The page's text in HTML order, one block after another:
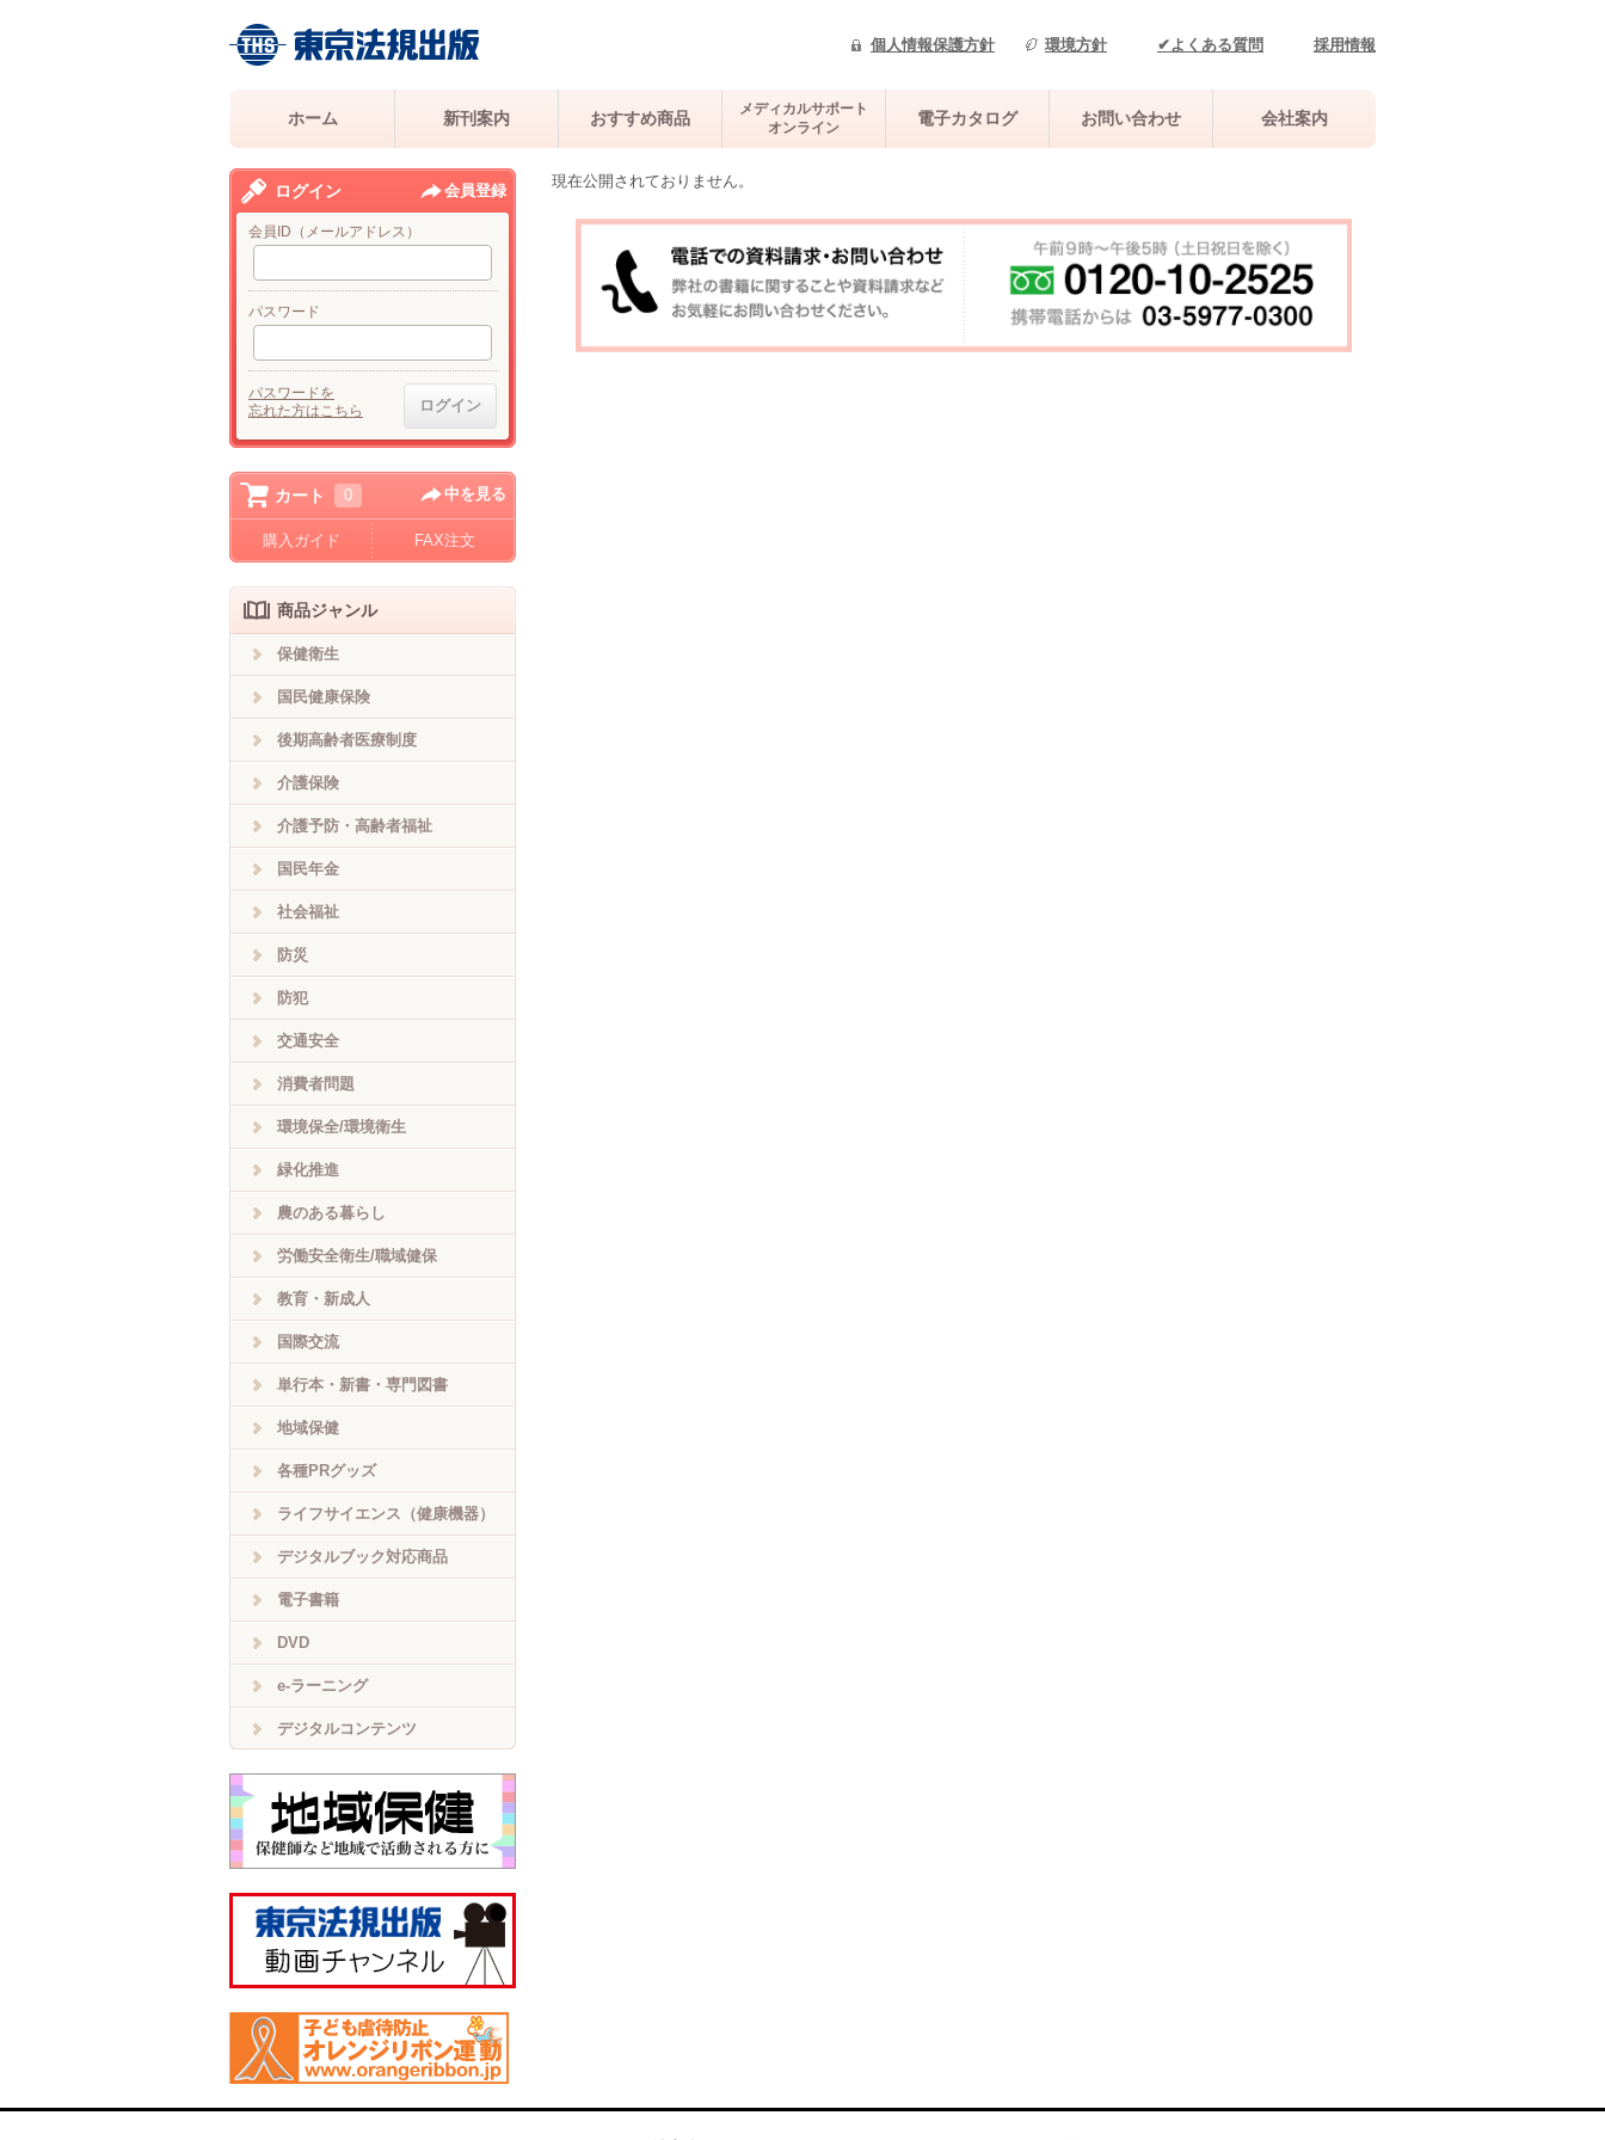
個人情報保護方針 環境方針 ✔よくある質問 採用情報
ホーム 新刊案内 おすすめ商品
メディカルサポート
オンライン
電子カタログ お問い合わせ 会社案内
現在公開されておりません。
ログイン 会員登録
会員ID（メールアドレス）
パスワード
パスワードを
忘れた方はこちら
カート 0 中を見る
購入ガイド FAX注文
商品ジャンル
保健衛生
国民健康保険
後期高齢者医療制度
介護保険
介護予防・高齢者福祉
国民年金
社会福祉
防災
防犯
交通安全
消費者問題
環境保全/環境衛生
緑化推進
農のある暮らし
労働安全衛生/職域健保
教育・新成人
国際交流
単行本・新書・専門図書
地域保健
各種PRグッズ
ライフサイエンス（健康機器）
デジタルブック対応商品
電子書籍
DVD
e-ラーニング
デジタルコンテンツ